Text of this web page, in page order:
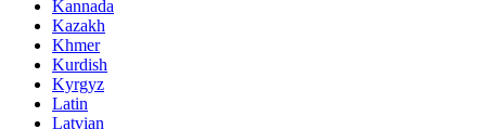
Kannada
Kazakh
Khmer
Kurdish
Kyrgyz
Latin
Latvian